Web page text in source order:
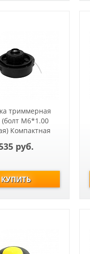
триммерная
(болт М6*1.00
Компактная
руб.